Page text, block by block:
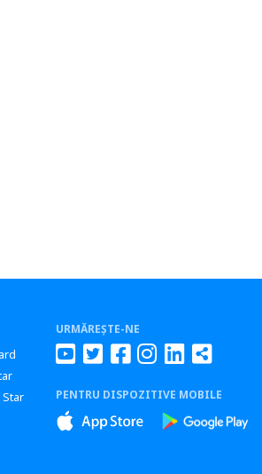
URMĂREȘTE-NE
PENTRU DISPOZITIVE MOBILE